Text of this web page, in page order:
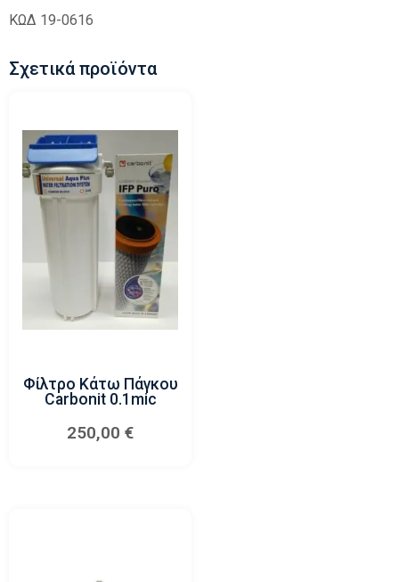
ΚΩΔ 19-0616
Σχετικά προϊόντα
Φίλτρο Κάτω Πάγκου
Carbonit 0.1mic
250,00€